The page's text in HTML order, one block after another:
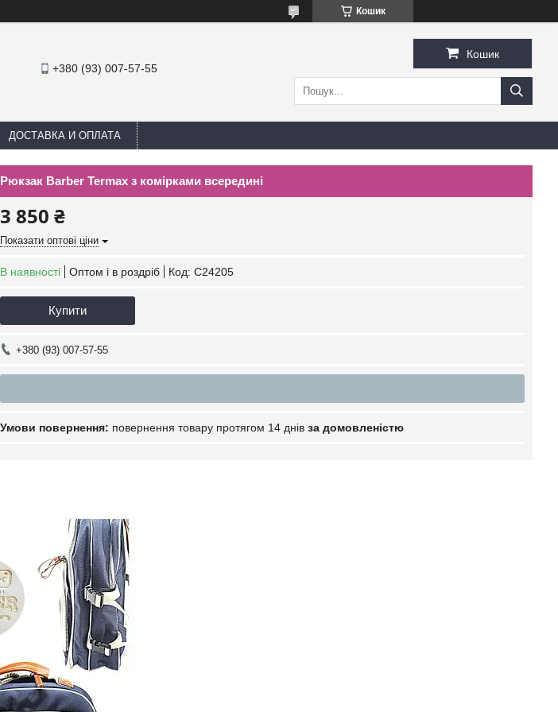
Кошик
+380 (93) 007-57-55
Кошик
ДОСТАВКА И ОПЛАТА
Рюкзак Barber Termax з комірками всередині
3 850 ₴
Показати оптові ціни
В наявності Оптом і в роздріб Код: С24205
Купити
+380 (93) 007-57-55
повернення товару протягом 14 днів за домовленістю